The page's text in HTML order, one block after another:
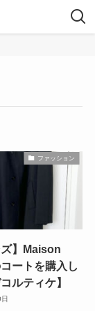
ファッション
ズ】Maison
ートを購入し
ルティケ】